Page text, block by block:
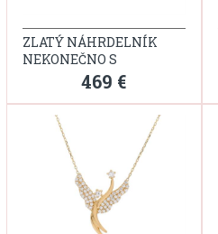
ZLATÝ NÁHRDELNÍK
NEKONEČNO S
PRSTEŇOM469 €